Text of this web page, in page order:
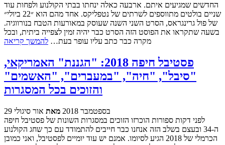
החדשים שמגיעים איתם. ארבעה כאלה ינחתו בבתי הקולנוע ולפחות עוד
שניים בולטים מתווספים לשרתים של נטפליקס. אחד מהם הוא ״22 ביולי״
של פול גרינגראס, הסרט השני השנה שעוסק במאורעות הטבח בנורווגיה.
בשעה שתקראו את הפוסט הזה הסרט כבר יהיה זמין לצפייה ביתית, ובכל
מקרה כבר כתב עליו עופר בעת… להמשך קריאה
פסטיבל חיפה 2018: "הגננת" האמריקאי,
"סיבל", "חיה", "במעברים", "האשמים"
והזוכים בכל המסגרות
29 בספטמבר 2018 מאת אור סיגולי
לפני דקות ספורות הוכרזו הזוכים במסגרות השונות של פסטיבל חיפה
ה-34 ובעצם בשלב הזה אנחנו כבר חייבים להתמודד עם כך שחג הקולנוע
הכרמלי של 2018 הגיע לסיומו. אמנם יש עוד יומיים לפסטיבל, ואני כמובן